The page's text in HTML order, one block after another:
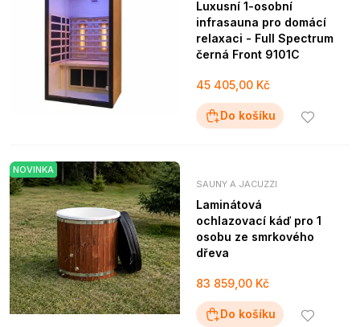
Luxusní 1-osobní
infrasauna pro domácí
relaxaci - Full Spectrum
černá Front 9101C
45 405,00 Kč
Do košíku
NOVINKA
SAUNY A JACUZZI
Laminátová
ochlazovací káď pro 1
osobu ze smrkového
dřeva
83 859,00 Kč
Do košíku